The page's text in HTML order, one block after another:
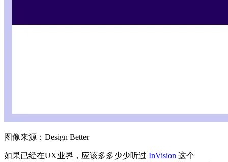
图像来源：Design Better
如果已经在UX业界，应该多多少少听过 InVision 这个